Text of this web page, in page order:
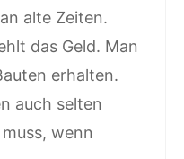
alte Zeiten.
das Geld. Man
erhalten.
auch selten
wenn